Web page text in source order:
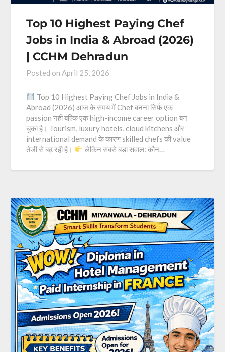
Top 10 Highest Paying Chef
Jobs in India & Abroad (2026)
| CCHM Dehradun
Posted onApril 25, 2026
Top 10 Highest Paying Chef Jobs in India &
Abroad (2026) आज के समय में Chef बनना सिर्फ एक
passion नहीं बल्कि एक high-income career option बन
चुका है। Tourism, luxury hotels, cloud kitchens और
international demand के कारण skilled chefs की value
तेजी से बढ़ रही है।
लेकिन सबसे बड़ा सवाल: कौन…